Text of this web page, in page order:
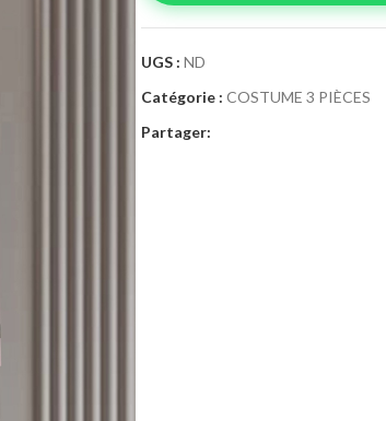
UGS : ND
Catégorie : COSTUME 3 PIÈCES
Partager: